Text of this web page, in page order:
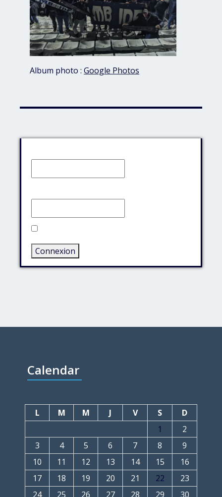
Album photo : Google Photos
Connexion
Calendar
L M M J V S
D
1
2
3
4 5 6 7 8
9
10
11 12 13 14 15
16
17
18 19 20 21 22
23
24
25 26 27 28 29 30